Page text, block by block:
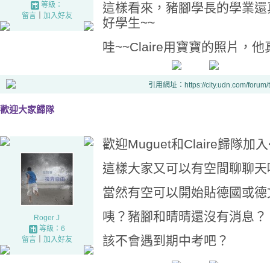
等級：
留言｜ 加入好友
這樣看來，豬腳學長的學業
好學生~~
哇~~Claire用寶寶的照片，他
引用網址：https://city.udn.com/
歡迎大家歸隊
Roger J
等級：6
留言｜ 加入好友
歡迎Muguet和Claire歸隊加
這樣大家又可以有空間聊聊天
當然有空可以開始貼德國或
咦？豬腳和晴晴還沒有消息？
該不會遇到期中考吧？